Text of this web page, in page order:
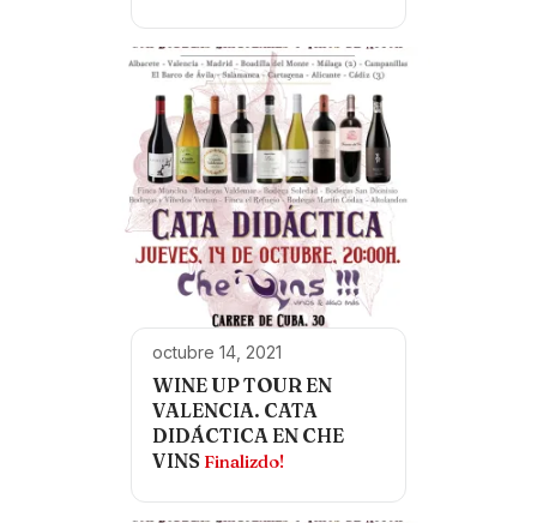
octubre 14, 2021
WINE UP TOUR EN
VALENCIA. CATA
DIDÁCTICA EN CHE
VINS Finalizdo!